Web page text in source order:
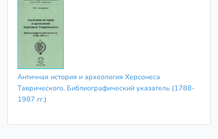
Античная история и археология Херсонеса
Таврического. Библиографический указатель (1788-
1987 гг.)